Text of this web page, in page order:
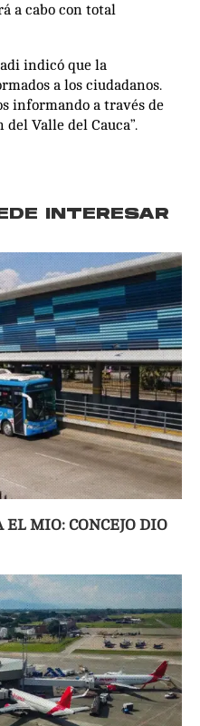
a cabo con total
indicó que la
a los ciudadanos.
informando a través de
Valle del Cauca”.
INTERESAR
MIO: CONCEJO DIO